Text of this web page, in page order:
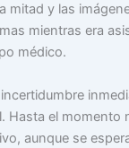
mitad y las
mientras era
médico.
Hasta el momento
aunque se